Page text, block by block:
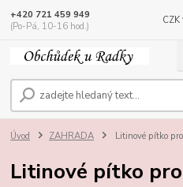
CZK
+420 721 459 949
(Po-Pá, 10-16 hod.)
Úvod ZAHRADA Litinové pítko
Litinové pítko